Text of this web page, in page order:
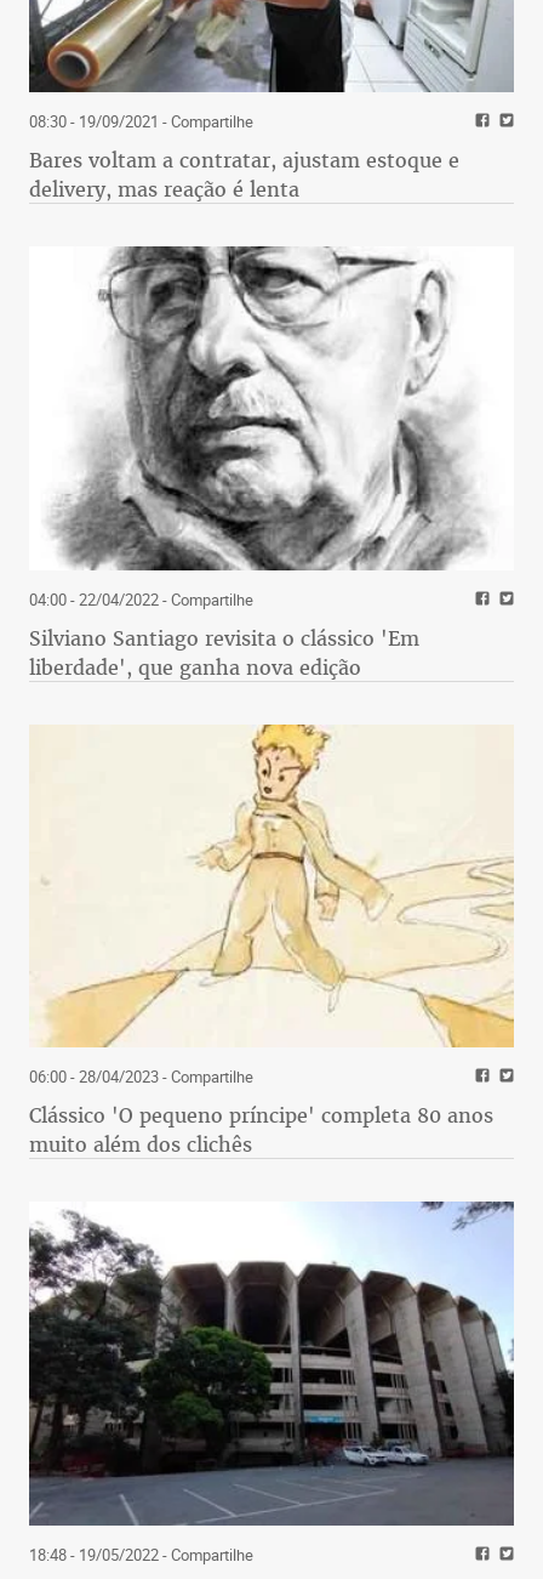
08:30 - 19/09/2021 - Compartilhe
Bares voltam a contratar, ajustam estoque e
delivery, mas reação é lenta
04:00 - 22/04/2022- Compartilhe
Silviano Santiago revisita o clássico 'Em
liberdade', que ganha nova edição
06:00 - 28/04/2023- Compartilhe
Clássico 'O pequeno príncipe' completa 80 anos
muito além dos clichês
18:48 - 19/05/2022- Compartilhe